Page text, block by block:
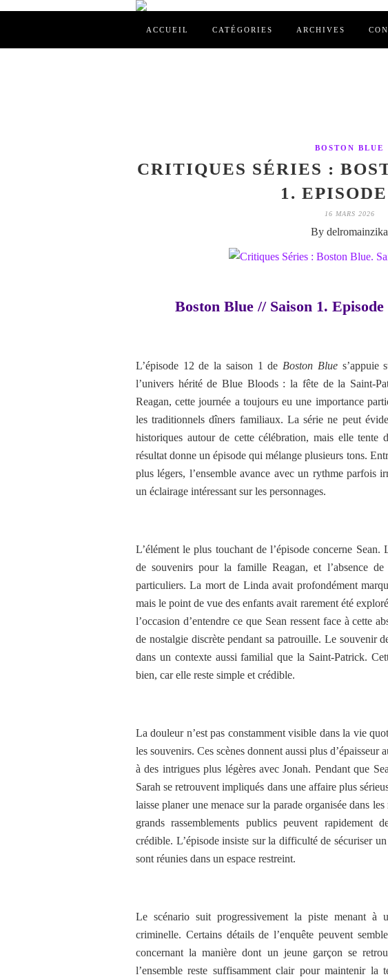
ACCUEIL CATÉGORIES ARCHIVES
BOSTON BLUE
CRITIQUES SÉRIES :
1.
16 MARS 2026
By delromainzika
Boston Blue // Saison 1.
L’épisode 12 de la saison 1 de Boston Blues’appuie
l’univers hérité de Blue Bloods : la fête de la Saint-
Reagan, cette journée a toujours eu une importance
les traditionnels dîners familiaux. La série ne peut
historiques autour de cette célébration, mais elle tente
résultat donne un épisode qui mélange plusieurs tons.
plus légers, l’ensemble avance avec un rythme parfois
un éclairage intéressant sur les personnages.
L’élément le plus touchant de l’épisode concerne
de souvenirs pour la famille Reagan, et l’absence
particuliers. La mort de Linda avait profondément
mais le point de vue des enfants avait rarement été
l’occasion d’entendre ce que Sean ressent face à cette
de nostalgie discrète pendant sa patrouille. Le souvenir
dans un contexte aussi familial que la Saint-Patrick.
bien, car elle reste simple et crédible.
La douleur n’est pas constamment visible dans la vie
les souvenirs. Ces scènes donnent aussi plus d’épaisseur
à des intrigues plus légères avec Jonah. Pendant que
Sarah se retrouvent impliqués dans une affaire plus
laisse planer une menace sur la parade organisée dans
grands rassemblements publics peuvent rapidement
crédible. L’épisode insiste sur la difficulté de sécuriser
sont réunies dans un espace restreint.
Le scénario suit progressivement la piste menant à
criminelle. Certains détails de l’enquête peuvent
concernant la manière dont un jeune garçon se
l’ensemble reste suffisamment clair pour maintenir la